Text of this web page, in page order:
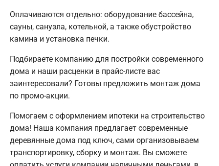
Оплачиваются отдельно: оборудование бассейна,
сауны, санузла, котельной, а также обустройство
камина и установка печки.
Подбираете компанию для постройки современного
дома и наши расценки в прайс-листе вас
заинтересовали? Готовы предложить монтаж дома
по промо-акции.
Помогаем с оформлением ипотеки на строительство
дома! Наша компания предлагает современные
деревянные дома под ключ, сами организовываем
транспортировку, сборку и монтаж. Вы сможете